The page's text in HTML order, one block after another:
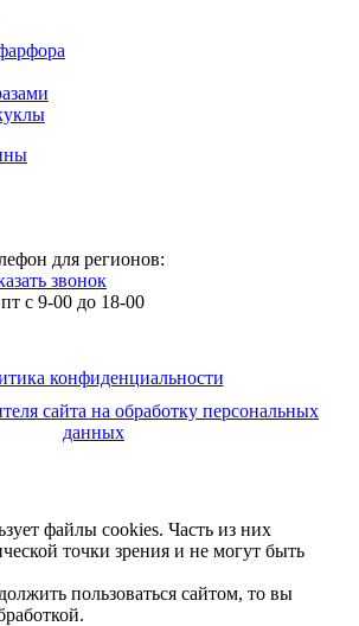
для регионов:
звонок
c 9-00 до 18-00
конфиденциальности
сайта на обработку персональных
данных
файлы cookies. Часть из них
точки зрения и не могут быть
пользоваться сайтом, то вы